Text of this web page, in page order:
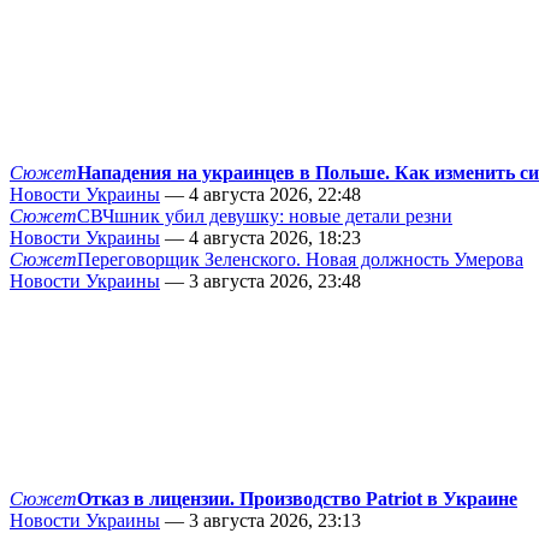
СюжетНападения на украинцев в Польше. Как изменить
Новости Украины — 4 августа 2026, 22:48
СюжетСВЧшник убил девушку: новые детали резни
Новости Украины — 4 августа 2026, 18:23
СюжетПереговорщик Зеленского. Новая должность Умерова
Новости Украины — 3 августа 2026, 23:48
СюжетОтказ в лицензии. Производство Patriot в Украине
Новости Украины — 3 августа 2026, 23:13